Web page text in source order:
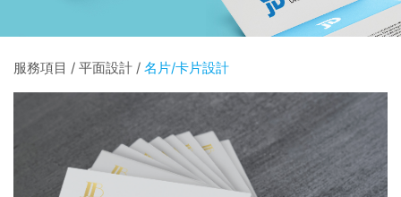
服務項目 / 平面設計 / 名片/卡片設計